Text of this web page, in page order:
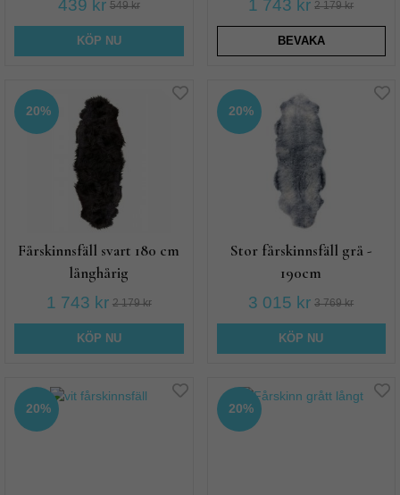
439 kr 549 kr
KÖP NU
1 743 kr 2 179 kr
BEVAKA
20%
Fårskinnsfäll svart 180 cm
långhårig
1 743 kr 2 179 kr
KÖP NU
20%
Stor fårskinnsfäll grå -
190cm
3 015 kr 3 769 kr
KÖP NU
20% 20%